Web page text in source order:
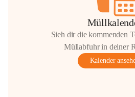
Sieh dir die kommenden
Müllabfuhr in deiner
Kalender